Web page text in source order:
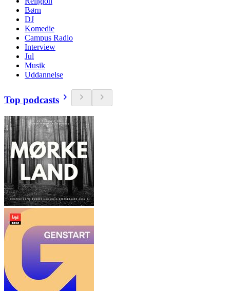
Børn
DJ
Komedie
Campus Radio
Interview
Jul
Musik
Uddannelse
Top podcasts